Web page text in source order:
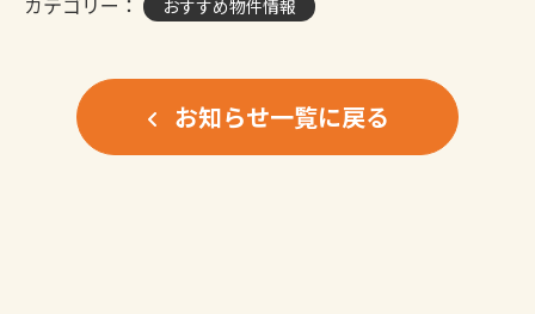
おすすめ物件情報
お知らせ一覧に戻る